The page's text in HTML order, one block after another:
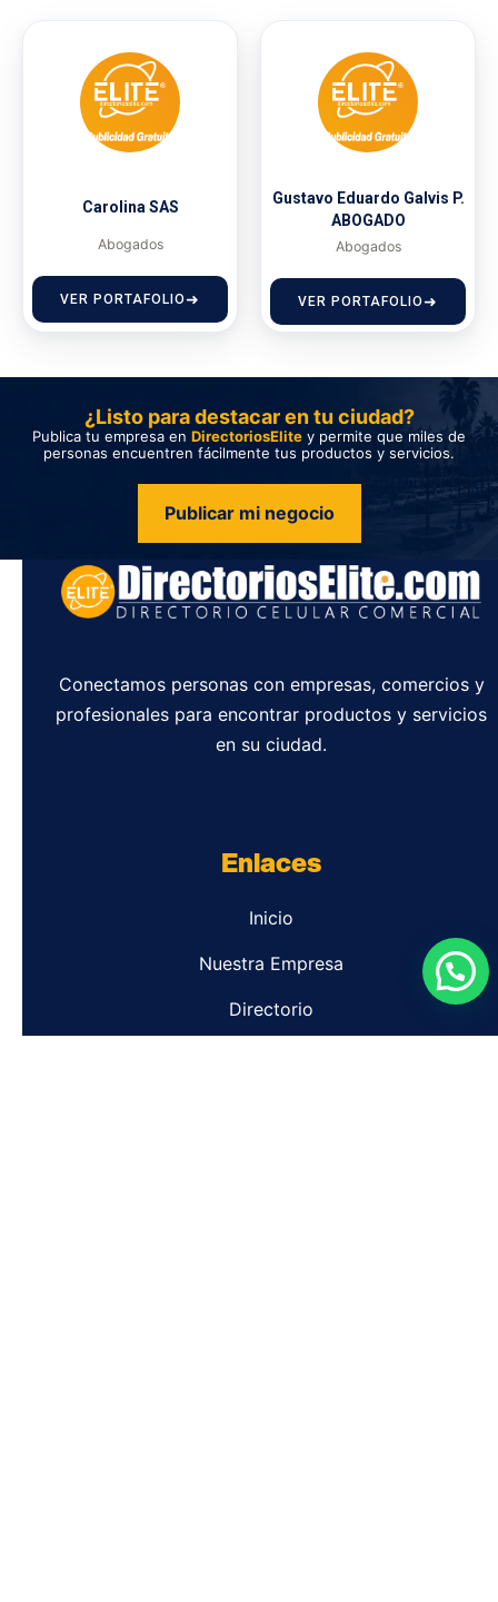
Carolina SAS
Abogados
VER PORTAFOLIO
Gustavo Eduardo Galvis P.
ABOGADO
Abogados
VER PORTAFOLIO
¿Listo para destacar en tu ciudad?
Publica tu empresa en DirectoriosElite y permite que miles de
personas encuentren fácilmente tus productos y servicios.
Publicar mi negocio
Conectamos personas con empresas, comercios y
profesionales para encontrar productos y servicios
en su ciudad.
Enlaces
Inicio
Nuestra Empresa
Directorio